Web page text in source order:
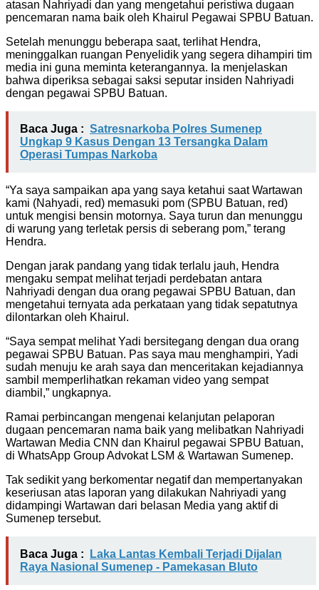
atasan Nahriyadi dan yang mengetahui peristiwa dugaan
pencemaran nama baik oleh Khairul Pegawai SPBU Batuan.
Setelah menunggu beberapa saat, terlihat Hendra,
meninggalkan ruangan Penyelidik yang segera dihampiri tim
media ini guna meminta keterangannya. Ia menjelaskan
bahwa diperiksa sebagai saksi seputar insiden Nahriyadi
dengan pegawai SPBU Batuan.
Baca Juga : Satresnarkoba Polres Sumenep
Ungkap 9 Kasus Dengan 13 Tersangka Dalam
Operasi Tumpas Narkoba
“Ya saya sampaikan apa yang saya ketahui saat Wartawan
kami (Nahyadi, red) memasuki pom (SPBU Batuan, red)
untuk mengisi bensin motornya. Saya turun dan menunggu
di warung yang terletak persis di seberang pom,” terang
Hendra.
Dengan jarak pandang yang tidak terlalu jauh, Hendra
mengaku sempat melihat terjadi perdebatan antara
Nahriyadi dengan dua orang pegawai SPBU Batuan, dan
mengetahui ternyata ada perkataan yang tidak sepatutnya
dilontarkan oleh Khairul.
“Saya sempat melihat Yadi bersitegang dengan dua orang
pegawai SPBU Batuan. Pas saya mau menghampiri, Yadi
sudah menuju ke arah saya dan menceritakan kejadiannya
sambil memperlihatkan rekaman video yang sempat
diambil,” ungkapnya.
Ramai perbincangan mengenai kelanjutan pelaporan
dugaan pencemaran nama baik yang melibatkan Nahriyadi
Wartawan Media CNN dan Khairul pegawai SPBU Batuan,
di WhatsApp Group Advokat LSM & Wartawan Sumenep.
Tak sedikit yang berkomentar negatif dan mempertanyakan
keseriusan atas laporan yang dilakukan Nahriyadi yang
didampingi Wartawan dari belasan Media yang aktif di
Sumenep tersebut.
Baca Juga :
Laka Lantas Kembali Terjadi Dijalan
Raya Nasional Sumenep - Pamekasan Bluto